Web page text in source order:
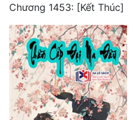
Chương 1453: [Kết Thúc]